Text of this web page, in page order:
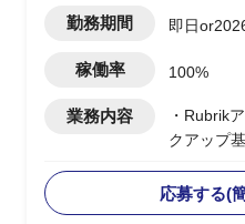
勤務期間 即日
稼働率 100%
業務内容
・Rubrik
クアップ
・バック
ロー策定
応募する(